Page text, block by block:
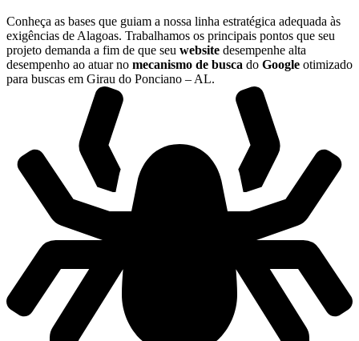
Conheça as bases que guiam a nossa linha estratégica adequada às
exigências de Alagoas. Trabalhamos os principais pontos que seu
projeto demanda a fim de que seu website desempenhe alta
desempenho ao atuar no mecanismo de busca do Google otimizado
para buscas em Girau do Ponciano – AL.